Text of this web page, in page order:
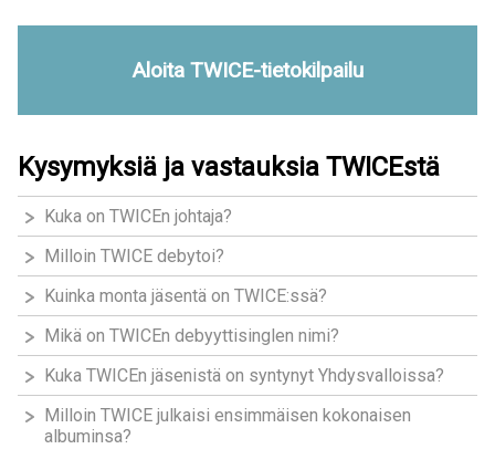
Aloita TWICE-tietokilpailu
Kysymyksiä ja vastauksia TWICEstä
Kuka on TWICEn johtaja?
Milloin TWICE debytoi?
Kuinka monta jäsentä on TWICE:ssä?
Mikä on TWICEn debyyttisinglen nimi?
Kuka TWICEn jäsenistä on syntynyt Yhdysvalloissa?
Milloin TWICE julkaisi ensimmäisen kokonaisen
albuminsa?